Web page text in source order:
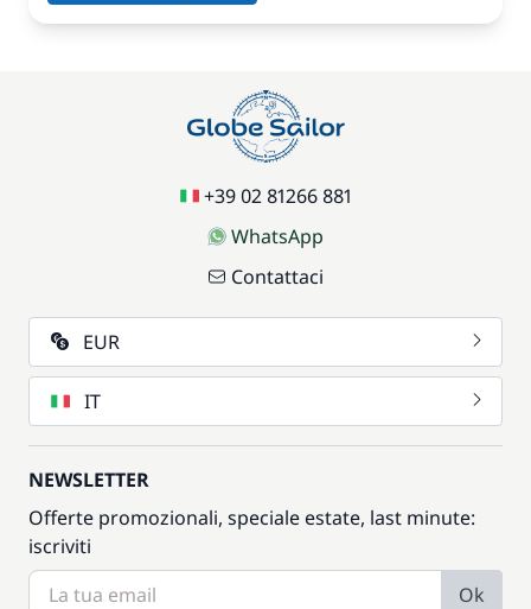
+39 02 81266 881
WhatsApp
Contattaci
EUR
IT
NEWSLETTER
Offerte promozionali, speciale estate, last minute:
iscriviti
Ok